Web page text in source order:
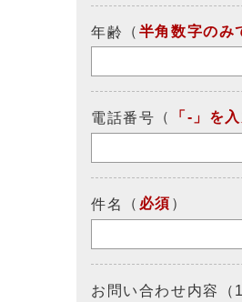
年齢 （ 半角数字のみ
電話番号 （ 「-」を
件名 （ 必須 ）
お問い合わせ内容（